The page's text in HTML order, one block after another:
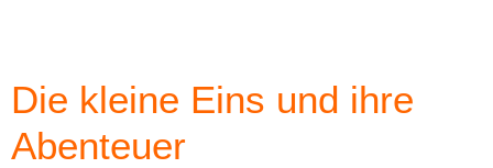
Die kleine Eins und ihre
Abenteuer